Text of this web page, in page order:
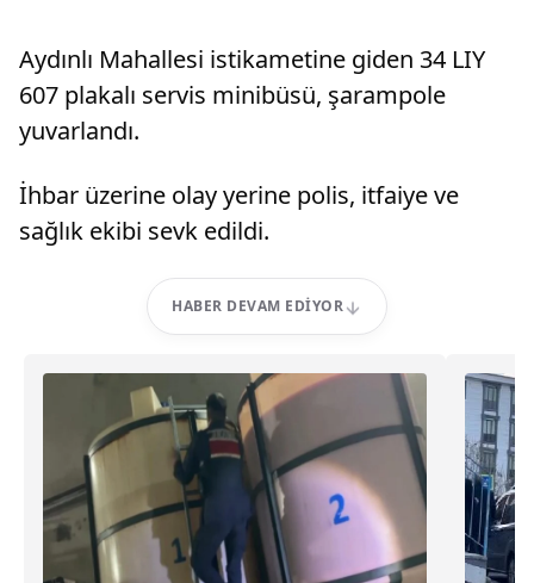
Aydınlı Mahallesi istikametine giden 34 LIY
607 plakalı servis minibüsü, şarampole
yuvarlandı.
İhbar üzerine olay yerine polis, itfaiye ve
sağlık ekibi sevk edildi.
HABER DEVAM EDIYOR